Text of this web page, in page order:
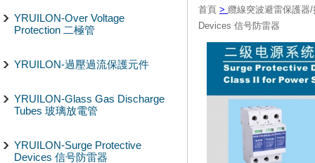
YRUILON-Over Voltage
Protection 二極管
YRUILON-過壓過流保護元件
YRUILON-Glass Gas Discharge
Tubes 玻璃放電管
YRUILON-Surge Protective
Devices 信号防雷器
首頁 > 纜線突波避雷保護器
Devices 信号防雷器